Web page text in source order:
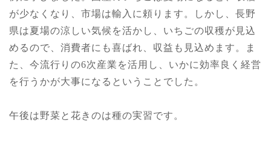
が少なくなり、市場は輸入に頼ります。しかし、長野
県は夏場の涼しい気候を活かし、いちごの収穫が見込
めるので、消費者にも喜ばれ、収益も見込めます。ま
た、今流行りの6次産業を活用し、いかに効率良く経営
を行うかが大事になるということでした。
午後は野菜と花きのは種の実習です。